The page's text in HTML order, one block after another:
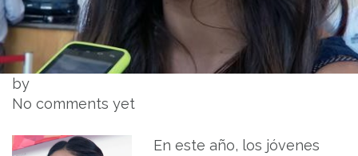
by
No comments yet
En este año, los jóvenes